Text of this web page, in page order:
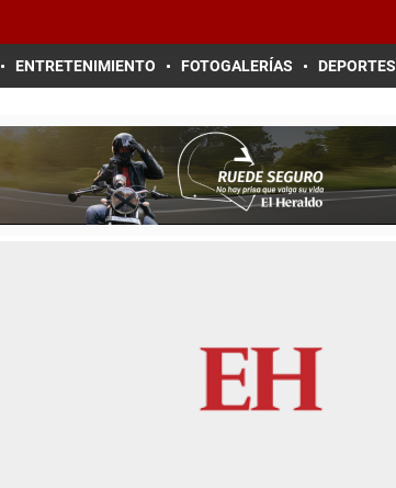
ENTRETENIMIENTO FOTOGALERÍAS DEPORTES